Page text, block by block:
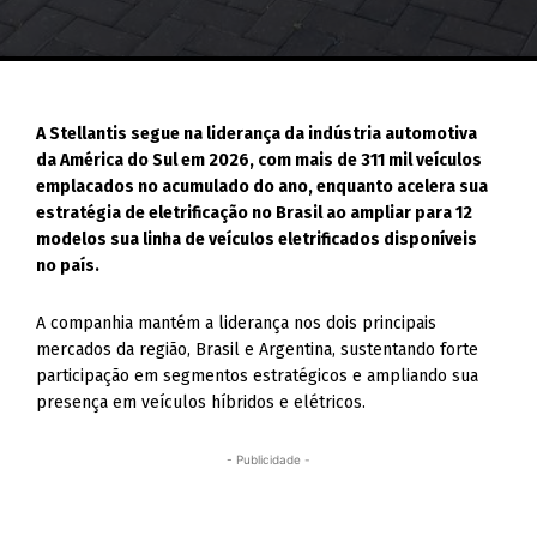
A Stellantis segue na liderança da indústria automotiva
da América do Sul em 2026, com mais de 311 mil veículos
emplacados no acumulado do ano, enquanto acelera sua
estratégia de eletrificação no Brasil ao ampliar para 12
modelos sua linha de veículos eletrificados disponíveis
no país.
A companhia mantém a liderança nos dois principais
mercados da região, Brasil e Argentina, sustentando forte
participação em segmentos estratégicos e ampliando sua
presença em veículos híbridos e elétricos.
- Publicidade -